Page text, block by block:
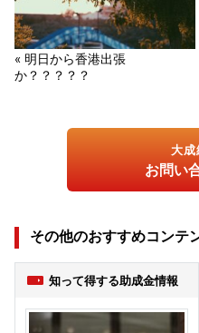
« 明日から香港出張
か？？？？？
大成
お問い
その他のおすすめコンテ
知って得する助成金情報